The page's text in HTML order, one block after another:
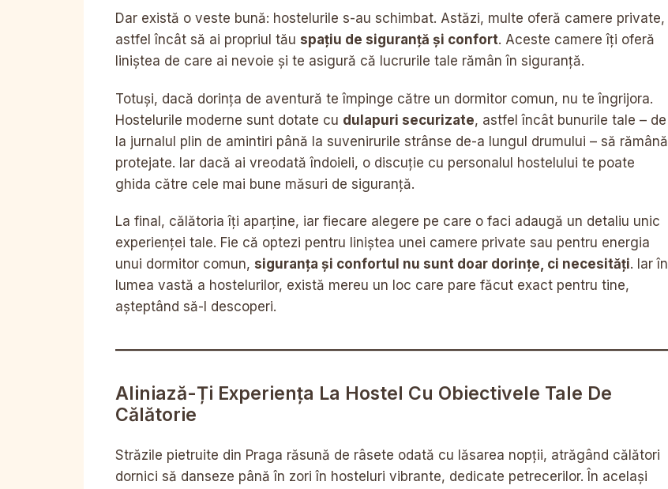
Dar există o veste bună: hostelurile s-au schimbat. Astăzi, multe oferă camere private,
astfel încât să ai propriul tău spațiu de siguranță și confort. Aceste camere îți oferă
liniștea de care ai nevoie și te asigură că lucrurile tale rămân în siguranță.
Totuși, dacă dorința de aventură te împinge către un dormitor comun, nu te îngrijora.
Hostelurile moderne sunt dotate cu dulapuri securizate, astfel încât bunurile tale – de
la jurnalul plin de amintiri până la suvenirurile strânse de-a lungul drumului – să rămână
protejate. Iar dacă ai vreodată îndoieli, o discuție cu personalul hostelului te poate
ghida către cele mai bune măsuri de siguranță.
La final, călătoria îți aparține, iar fiecare alegere pe care o faci adaugă un detaliu unic
experienței tale. Fie că optezi pentru liniștea unei camere private sau pentru energia
unui dormitor comun, siguranța și confortul nu sunt doar dorințe, ci necesități. Iar în
lumea vastă a hostelurilor, există mereu un loc care pare făcut exact pentru tine,
așteptând să-l descoperi.
Aliniază-Ți Experiența La Hostel Cu Obiectivele Tale De
Călătorie
Străzile pietruite din Praga răsună de râsete odată cu lăsarea nopții, atrăgând călători
dornici să danseze până în zori în hosteluri vibrante, dedicate petrecerilor. În același